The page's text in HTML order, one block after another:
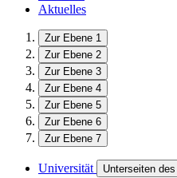
Aktuelles
Zur Ebene 1
Zur Ebene 2
Zur Ebene 3
Zur Ebene 4
Zur Ebene 5
Zur Ebene 6
Zur Ebene 7
Universität Unterseiten